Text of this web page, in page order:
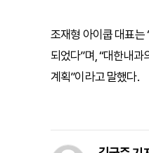
조재형 아이쿱 대표는
되었다”며, “대한내
계획”이라고 말했다.